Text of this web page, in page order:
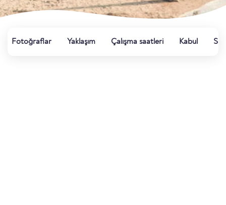
Fotoğraflar Yaklaşım Çalışma saatleri Kabul Su